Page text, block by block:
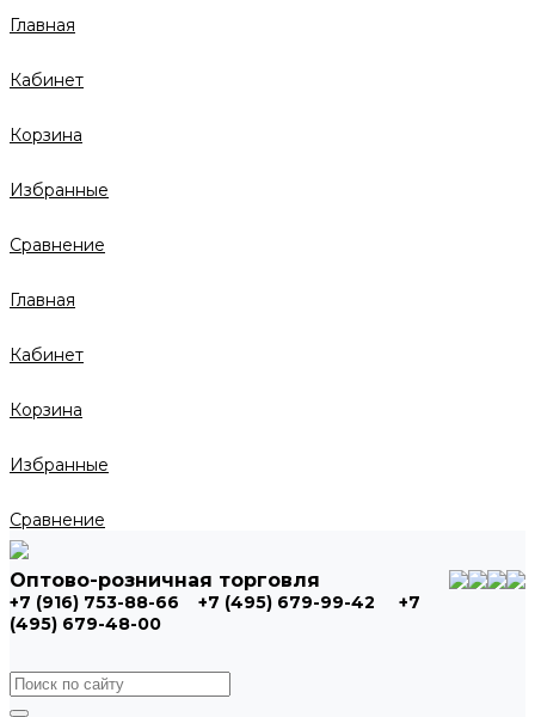
Главная
Кабинет
Корзина
Избранные
Сравнение
Главная
Кабинет
Корзина
Избранные
Сравнение
Оптово-розничная торговля
+7 (916) 753-88-66 +7 (495) 679-99-42
+7
(495) 679-48-00